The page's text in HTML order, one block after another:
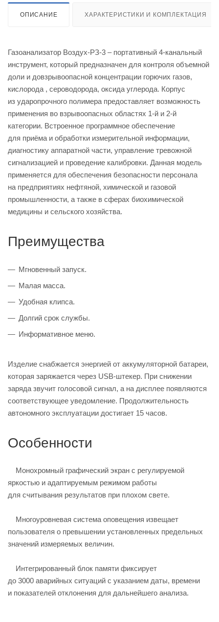
ОПИСАНИЕ ХАРАКТЕРИСТИКИ И КОМПЛЕКТАЦИЯ
Газоанализатор Воздух-РЗ-3 – портативный 4-канальный
инструмент, который предназначен для контроля объемной
доли и довзрывоопасной концентрации горючих газов,
кислорода , сероводорода, оксида углерода. Корпус
из ударопрочного полимера предоставляет возможность
применения во взрывоопасных областях 1-й и 2-й
категории. Встроенное программное обеспечение
для приёма и обработки измерительной информации,
диагностику аппаратной части, управление тревожной
сигнализацией и проведение калибровки. Данная модель
применяется для обеспечения безопасности персонала
на предприятиях нефтяной, химической и газовой
промышленности, а также в сферах биохимической
медицины и сельского хозяйства.
Преимущества
Мгновенный запуск.
Малая масса.
Удобная клипса.
Долгий срок службы.
Информативное меню.
Изделие снабжается энергией от аккумуляторной батареи,
которая заряжается через USB-штекер. При снижении
заряда звучит голосовой сигнал, а на дисплее появляются
соответствующее уведомление. Продолжительность
автономного эксплуатации достигает 15 часов.
Особенности
Монохромный графический экран с регулируемой
яркостью и адаптируемым режимом работы
для считывания результатов при плохом свете.
Многоуровневая система оповещения извещает
пользователя о превышении установленных предельных
значений измеряемых величин.
Интегрированный блок памяти фиксирует
до 3000 аварийных ситуаций с указанием даты, времени
и показателей отклонения для дальнейшего анализа.